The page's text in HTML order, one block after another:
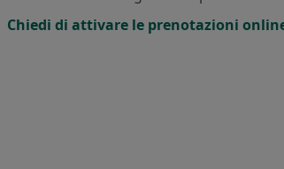
Chiedi di attivare le prenotazioni